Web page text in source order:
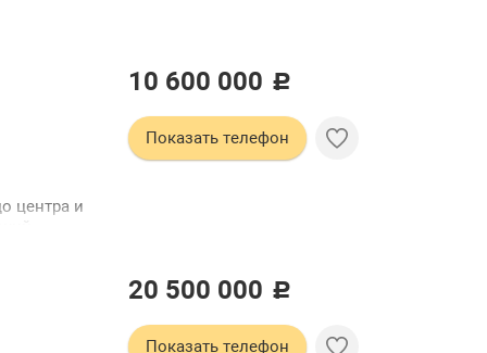
10 600 000 c
Показать телефон
центра и
20 500 000 c
Показать телефон